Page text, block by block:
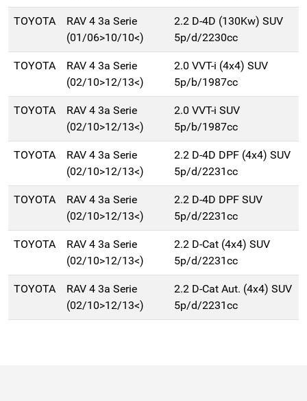
TOYOTA
RAV 4 3a Serie
(01/06>10/10<)
2.2 D-4D (130Kw) SUV
5p/d/2230cc
TOYOTA
RAV 4 3a Serie
(02/10>12/13<)
2.0 VVT-i (4x4) SUV
5p/b/1987cc
TOYOTA
RAV 4 3a Serie
(02/10>12/13<)
2.0 VVT-i SUV
5p/b/1987cc
TOYOTA
RAV 4 3a Serie
(02/10>12/13<)
2.2 D-4D DPF (4x4) SUV
5p/d/2231cc
TOYOTA
RAV 4 3a Serie
(02/10>12/13<)
2.2 D-4D DPF SUV
5p/d/2231cc
TOYOTA
RAV 4 3a Serie
(02/10>12/13<)
2.2 D-Cat (4x4) SUV
5p/d/2231cc
TOYOTA
RAV 4 3a Serie
(02/10>12/13<)
2.2 D-Cat Aut. (4x4) SUV
5p/d/2231cc